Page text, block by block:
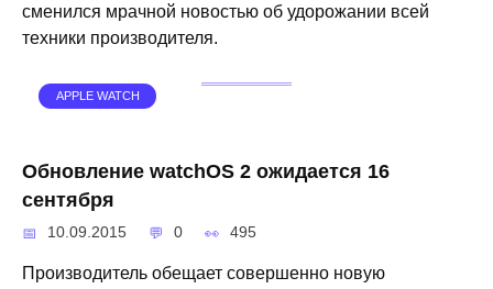
сменился мрачной новостью об удорожании всей
техники производителя.
APPLE WATCH
Обновление watchOS 2 ожидается 16
сентября
10.09.2015 0 495
Производитель обещает совершенно новую